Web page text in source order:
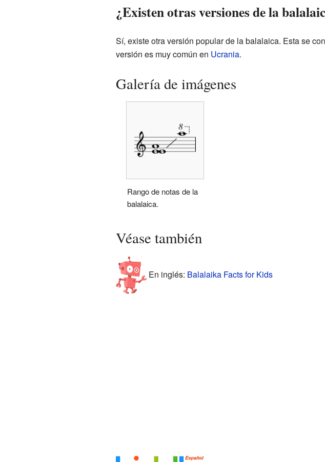
¿Existen otras versiones de la
Sí, existe otra versión popular de la balalaica. Esta se
versión es muy común en Ucrania.
Galería de imágenes
Rango de notas de la
balalaica.
Véase también
En inglés: Balalaika Facts for Kids